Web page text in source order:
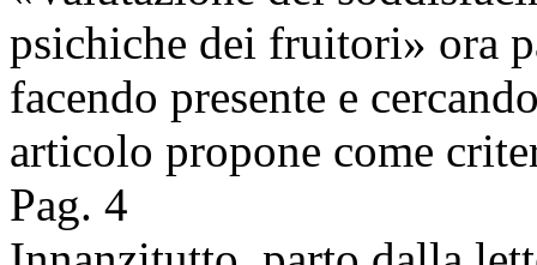
psichiche dei fruitori» ora
facendo presente e
articolo propone come
Pag. 4